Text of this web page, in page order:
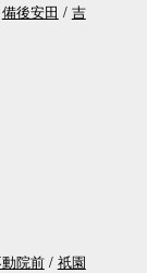
備後安田
吉
院前
祇園